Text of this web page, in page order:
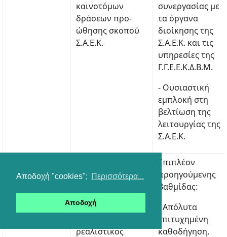
Αποδοχή "cookies"; Περισσότερα...
Αποδοχή
καινοτόμων
δράσεων προ-
ώθησης σκοπού
Σ.Α.Ε.Κ.
συνεργασίας με
τα όργανα
διοίκησης της
Σ.Α.Ε.Κ. και τις
υπηρεσίες της
Γ.Γ.Ε.Ε.Κ.Δ.Β.Μ.
- Ουσιαστική
εμπλοκή στη
βελτίωση της
λειτουργίας της
Σ.Α.Ε.Κ.
προηγούμενης
- Πρωτότυπος
ρεαλιστικός
Επιπλέον
προηγούμενης
βαθμίδας:
- Απόλυτα
επιτυχημένη
καθοδήγηση,